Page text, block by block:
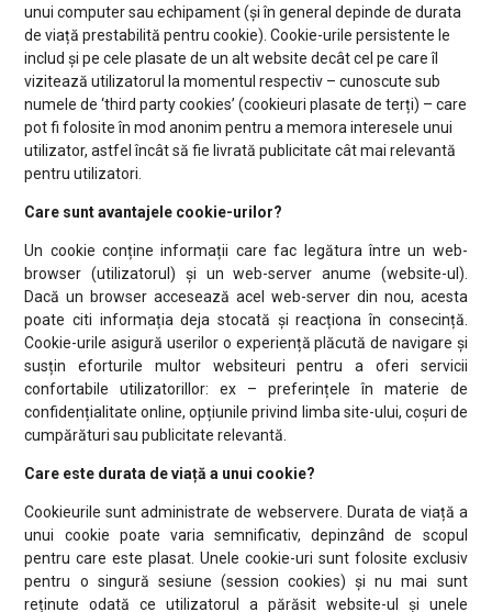
unui computer sau echipament (și în general depinde de durata
de viață prestabilită pentru cookie). Cookie-urile persistente le
includ și pe cele plasate de un alt website decât cel pe care îl
vizitează utilizatorul la momentul respectiv – cunoscute sub
numele de ‘third party cookies’ (cookieuri plasate de terți) – care
pot fi folosite în mod anonim pentru a memora interesele unui
utilizator, astfel încât să fie livrată publicitate cât mai relevantă
pentru utilizatori.
Care sunt avantajele cookie-urilor?
Un cookie conține informații care fac legătura între un web-
browser (utilizatorul) și un web-server anume (website-ul).
Dacă un browser accesează acel web-server din nou, acesta
poate citi informația deja stocată și reacționa în consecință.
Cookie-urile asigură userilor o experiență plăcută de navigare și
susțin eforturile multor websiteuri pentru a oferi servicii
confortabile utilizatorillor: ex – preferințele în materie de
confidențialitate online, opțiunile privind limba site-ului, coșuri de
cumpărături sau publicitate relevantă.
Care este durata de viață a unui cookie?
Cookieurile sunt administrate de webservere. Durata de viață a
unui cookie poate varia semnificativ, depinzând de scopul
pentru care este plasat. Unele cookie-uri sunt folosite exclusiv
pentru o singură sesiune (session cookies) și nu mai sunt
reținute odată ce utilizatorul a părăsit website-ul și unele